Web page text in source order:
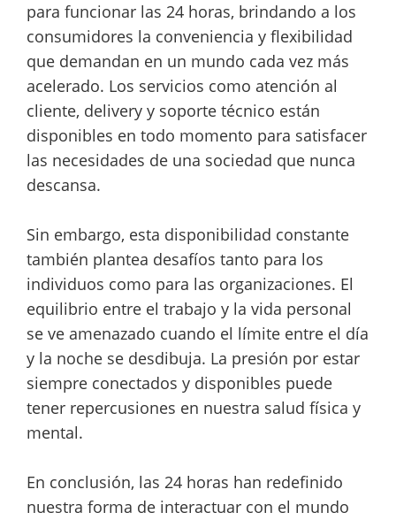
para funcionar las 24 horas, brindando a los
consumidores la conveniencia y flexibilidad
que demandan en un mundo cada vez más
acelerado. Los servicios como atención al
cliente, delivery y soporte técnico están
disponibles en todo momento para satisfacer
las necesidades de una sociedad que nunca
descansa.
Sin embargo, esta disponibilidad constante
también plantea desafíos tanto para los
individuos como para las organizaciones. El
equilibrio entre el trabajo y la vida personal
se ve amenazado cuando el límite entre el día
y la noche se desdibuja. La presión por estar
siempre conectados y disponibles puede
tener repercusiones en nuestra salud física y
mental.
En conclusión, las 24 horas han redefinido
nuestra forma de interactuar con el mundo